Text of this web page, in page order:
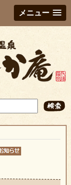
メニュー